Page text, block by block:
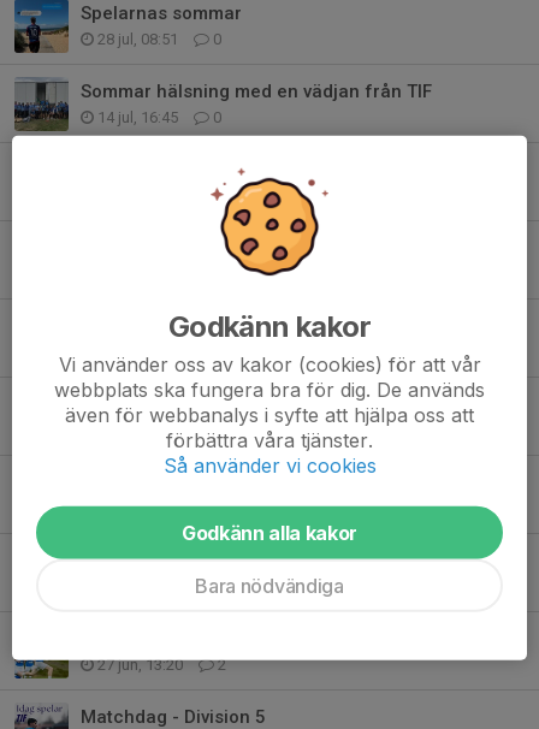
Spelarnas sommar
28 jul, 08:51 0
Sommar hälsning med en vädjan från TIF
14 jul, 16:45 0
1
📮 Vykort från Visingsö
+3
29 jun, 10:37
28 jun, 20:45 0
Matchdag
0
27 jun, 13:20 2
Matchdag - Division 5
Godkänn kakor
Vi använder oss av kakor (cookies) för att vår
webbplats ska fungera bra för dig. De används
även för webbanalys i syfte att hjälpa oss att
förbättra våra tjänster.
Så använder vi cookies
Godkänn alla kakor
Bara nödvändiga